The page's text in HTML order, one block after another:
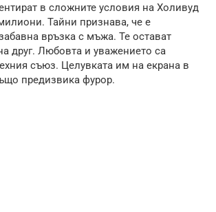
в сложните условия на Холивуд
Тайни признава, че е
връзка с мъжа. Те остават
друг. Любовта и уважението са
съюз. Целувката им на екрана в
предизвика фурор.